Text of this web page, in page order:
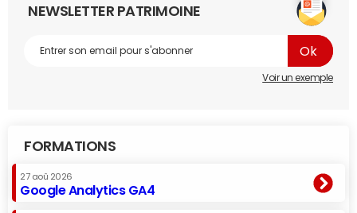
NEWSLETTER PATRIMOINE
Voir un exemple
FORMATIONS
27 aoû 2026
Google Analytics GA4